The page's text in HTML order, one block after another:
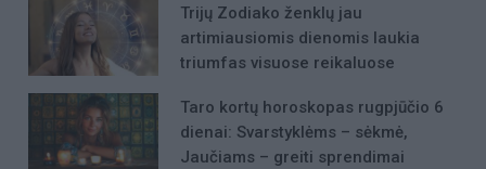
Trijų Zodiako ženklų jau
artimiausiomis dienomis laukia
triumfas visuose reikaluose
Taro kortų horoskopas rugpjūčio 6
dienai: Svarstyklėms – sėkmė,
Jaučiams – greiti sprendimai